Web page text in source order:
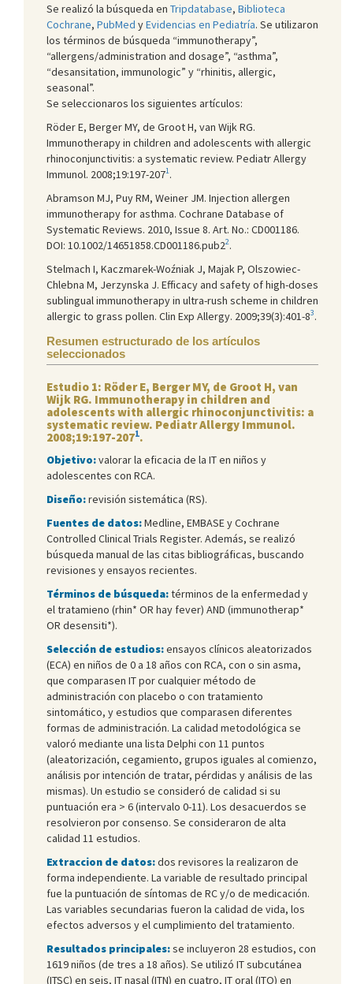
Se realizó la búsqueda en Tripdatabase, Biblioteca
Cochrane, PubMed yEvidencias en Pediatría. Se utilizaron
los términos de búsqueda “immunotherapy”,
“allergens/administration and dosage”, “asthma”,
“desansitation, immunologic” y “rhinitis, allergic,
seasonal”.
Se seleccionaros los siguientes artículos:
Röder E, Berger MY, de Groot H, van Wijk RG.
Immunotherapy in children and adolescents with allergic
rhinoconjunctivitis: a systematic review. Pediatr Allergy
Immunol. 2008;19:197-2071.
Abramson MJ, Puy RM, Weiner JM. Injection allergen
immunotherapy for asthma. Cochrane Database of
Systematic Reviews. 2010, Issue 8. Art. No.: CD001186.
DOI: 10.1002/14651858.CD001186.pub22.
Stelmach I, Kaczmarek-Woźniak J, Majak P, Olszowiec-
Chlebna M, Jerzynska J. Efficacy and safety of high-doses
sublingual immunotherapy in ultra-rush scheme in children
allergic to grass pollen. Clin Exp Allergy. 2009;39(3):401-83.
Resumen estructurado de los artículos
seleccionados
Estudio 1: Röder E, Berger MY, de Groot H, van
Wijk RG. Immunotherapy in children and
adolescents with allergic rhinoconjunctivitis: a
systematic review. Pediatr Allergy Immunol.
2008;19:197-2071.
Objetivo:valorar la eficacia de la IT en niños y
adolescentes con RCA.
Diseño:revisión sistemática (RS).
Fuentes de datos:Medline, EMBASE y Cochrane
Controlled Clinical Trials Register. Además, se realizó
búsqueda manual de las citas bibliográficas, buscando
revisiones y ensayos recientes.
Términos de búsqueda:términos de la enfermedad y
el tratamieno (rhin* OR hay fever) AND (immunotherap*
OR desensiti*).
Selección de estudios:ensayos clínicos aleatorizados
(ECA) en niños de 0 a 18 años con RCA, con o sin asma,
que comparasen IT por cualquier método de
administración con placebo o con tratamiento
sintomático, y estudios que comparasen diferentes
formas de administración. La calidad metodológica se
valoró mediante una lista Delphi con 11 puntos
(aleatorización, cegamiento, grupos iguales al comienzo,
análisis por intención de tratar, pérdidas y análisis de las
mismas). Un estudio se consideró de calidad si su
puntuación era > 6 (intervalo 0-11). Los desacuerdos se
resolvieron por consenso. Se consideraron de alta
calidad 11 estudios.
Extraccion de datos:dos revisores la realizaron de
forma independiente. La variable de resultado principal
fue la puntuación de síntomas de RC y/o de medicación.
Las variables secundarias fueron la calidad de vida, los
efectos adversos y el cumplimiento del tratamiento.
Resultados principales:se incluyeron 28 estudios, con
1619 niños (de tres a 18 años). Se utilizó IT subcutánea
(ITSC) en seis, IT nasal (ITN) en cuatro, IT oral (ITO) en